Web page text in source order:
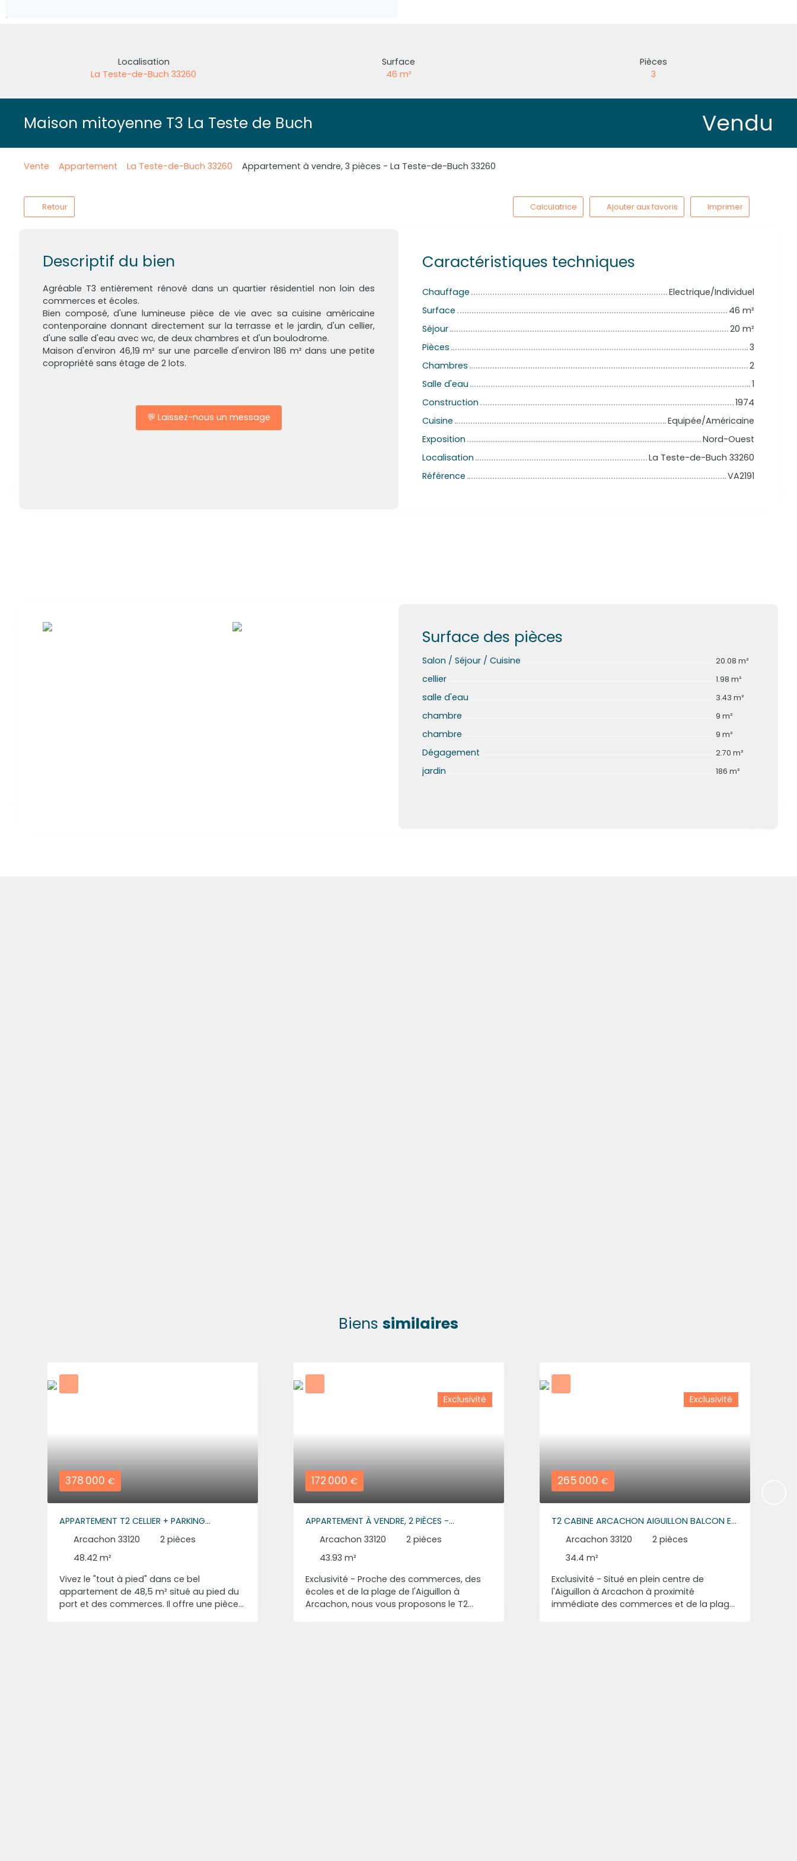
Localisation
La Teste-de-Buch 33260
Surface
46 m²
Pièces
3
Maison mitoyenne T3 La Teste de Buch Vendu
Vente Appartement La Teste-de-Buch 33260 Appartement à vendre, 3 pièces - La Teste-de-Buch 33260
Retour Calculatrice Ajouter aux favoris Imprimer
Descriptif du bien
Agréable T3 entièrement rénové dans un quartier résidentiel non loin des
commerces et écoles.
Bien composé, d'une lumineuse pièce de vie avec sa cuisine américaine
contenporaine donnant directement sur la terrasse et le jardin, d'un cellier,
d'une salle d'eau avec wc, de deux chambres et d'un boulodrome.
Maison d'environ 46,19 m² sur une parcelle d'environ 186 m² dans une petite
copropriété sans étage de 2 lots.
💬 Laissez-nous un message
Caractéristiques techniques
Chauffage
Electrique/Individuel
Surface
46 m²
Séjour
20 m²
Pièces
3
Chambres
2
Salle d'eau
1
Construction
1974
Cuisine
Equipée/Américaine
Exposition
Nord-Ouest
Localisation
La Teste-de-Buch 33260
Référence
VA2191
Surface des pièces
Salon / Séjour / Cuisine 20.08 m²
cellier 1.98 m²
salle d'eau 3.43 m²
chambre 9 m²
chambre 9 m²
Dégagement 2.70 m²
jardin 186 m²
Biens similaires
378 000 €
APPARTEMENT T2 CELLIER + PARKING
ARCACHON AIGUILLON
Arcachon 33120 2 pièces
48.42 m²
Vivez le "tout à pied" dans ce bel
appartement de 48,5 m² situé au pied du
port et des commerces. Il offre une pièce
Exclusivité
172 000 €
APPARTEMENT À VENDRE, 2 PIÈCES -
ARCACHON 33120
Arcachon 33120 2 pièces
43.93 m²
Exclusivité - Proche des commerces, des
écoles et de la plage de l'Aiguillon à
Arcachon, nous vous proposons le T2
Exclusivité
265 000 €
T2 CABINE ARCACHON AIGUILLON BALCON ET
PARKING
Arcachon 33120 2 pièces
34.4 m²
Exclusivité - Situé en plein centre de
l'Aiguillon à Arcachon à proximité
immédiate des commerces et de la plage,